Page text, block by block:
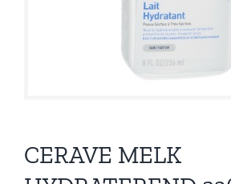
CERAVE MELK